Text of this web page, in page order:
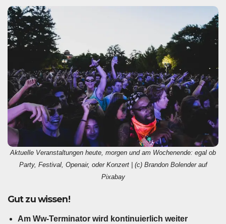
Aktuelle Veranstaltungen heute, morgen und am Wochenende: egal ob
Party, Festival, Openair, oder Konzert | (c) Brandon Bolender auf
Pixabay
Gut zu wissen!
Am Ww-Terminator wird kontinuierlich weiter